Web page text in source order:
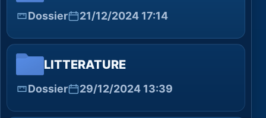
Dossier 21/12/2024 17:14
LITTERATURE
Dossier 29/12/2024 13:39